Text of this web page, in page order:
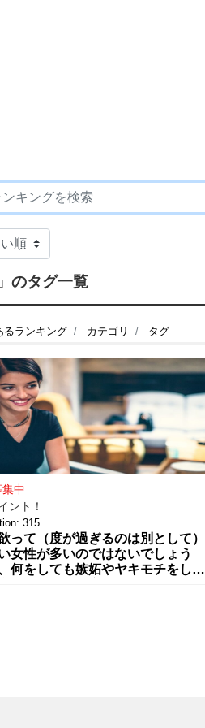
のタグ一覧
るランキング カテゴリ タグ
中
ント！
315
って（度が過ぎるのは別として）
女性が多いのではないでしょう
何をしても嫉妬やヤキモチをして